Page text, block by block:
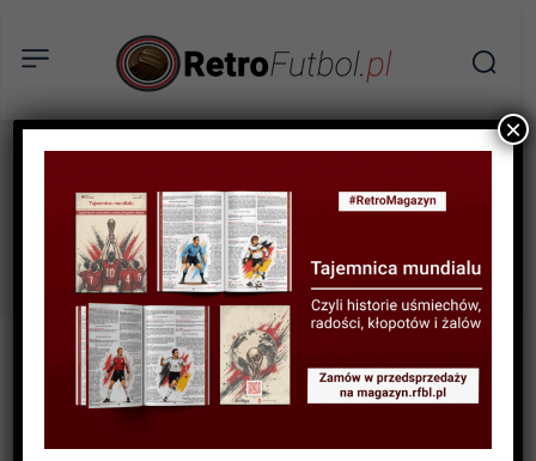
Tag: Maradona
×